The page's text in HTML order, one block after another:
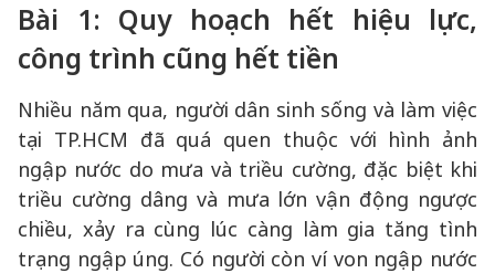
Bài 1: Quy hoạch hết hiệu lực,
công trình cũng hết tiền
Nhiều năm qua, người dân sinh sống và làm việc
tại TP.HCM đã quá quen thuộc với hình ảnh
ngập nước do mưa và triều cường, đặc biệt khi
triều cường dâng và mưa lớn vận động ngược
chiều, xảy ra cùng lúc càng làm gia tăng tình
trạng ngập úng. Có người còn ví von ngập nước